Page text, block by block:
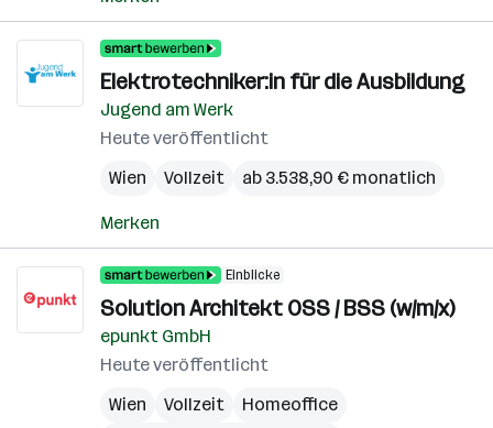
Elektrotechniker:in für die Ausbildung
Jugend am Werk
Heute veröffentlicht
Wien
Vollzeit ab 3.538,90 € monatlich
Merken
Einblicke
Solution Architekt OSS / BSS (w/m/x)
epunkt GmbH
Heute veröffentlicht
Wien
Vollzeit
Homeoffice